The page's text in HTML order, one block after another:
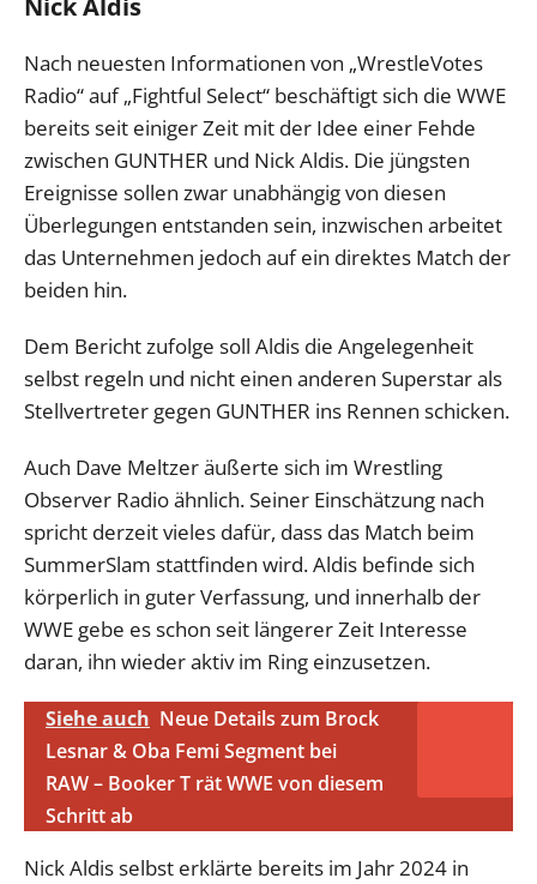
Nick Aldis
Nach neuesten Informationen von „WrestleVotes
Radio“ auf „Fightful Select“ beschäftigt sich die WWE
bereits seit einiger Zeit mit der Idee einer Fehde
zwischen GUNTHER und Nick Aldis. Die jüngsten
Ereignisse sollen zwar unabhängig von diesen
Überlegungen entstanden sein, inzwischen arbeitet
das Unternehmen jedoch auf ein direktes Match der
beiden hin.
Dem Bericht zufolge soll Aldis die Angelegenheit
selbst regeln und nicht einen anderen Superstar als
Stellvertreter gegen GUNTHER ins Rennen schicken.
Auch Dave Meltzer äußerte sich im Wrestling
Observer Radio ähnlich. Seiner Einschätzung nach
spricht derzeit vieles dafür, dass das Match beim
SummerSlam stattfinden wird. Aldis befinde sich
körperlich in guter Verfassung, und innerhalb der
WWE gebe es schon seit längerer Zeit Interesse
daran, ihn wieder aktiv im Ring einzusetzen.
Siehe auch Neue Details zum Brock
Lesnar & Oba Femi Segment bei
RAW – Booker T rät WWE von diesem
Schritt ab
Nick Aldis selbst erklärte bereits im Jahr 2024 in